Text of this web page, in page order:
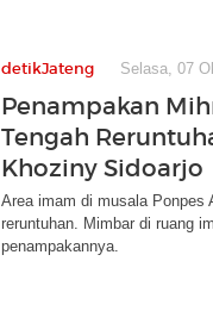
detikJateng Selasa, 07
Penampakan
Tengah
Khoziny Sidoarjo
Area imam di musala Ponpes
reruntuhan. Mimbar di ruang
penampakannya.